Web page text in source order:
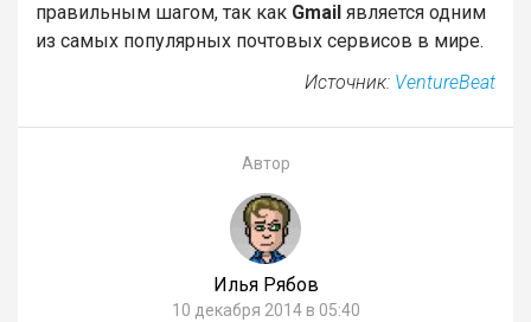
правильным шагом, так как Gmail является одним
из самых популярных почтовых сервисов в мире.
Источник: VentureBeat
Автор
Илья Рябов
10 декабря 2014 в 05:40